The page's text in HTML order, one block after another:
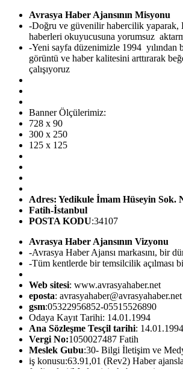
Avrasya Haber Ajansının Misyonu
-Doğru ve güvenilir habercilik yaparak,
haberleri okuyucusuna yorumsuz
-Yeni sayfa düzenimizle 1994
görüntü ve haber kalitesini arttırarak
çalışıyoruz
Banner Ölçülerimiz:
728 x 90
300 x 250
125 x 125
Adres: Yedikule İmam Hüseyin Sok.
Fatih-İstanbul
POSTA KODU:34107
Avrasya Haber Ajansının Vizyonu
-Avrasya Haber Ajansı markasını, bir
-Tüm kentlerde bir temsilcilik açılması
Web sitesi: www.avrasyahaber.net
eposta: avrasyahaber@avrasyahaber.net
gsm:05322956852-05515526890
Odaya Kayıt Tarihi: 14.01.1994
Ana Sözleşme Tesçil tarihi: 14.01.1994
Vergi No:1050027487 Fatih
Meslek Gubu:30- Bilgi İletişim ve
iş konusu:63.91,01 (Rev2) Haber